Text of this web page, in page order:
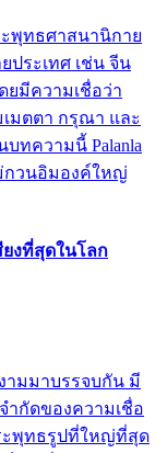
พุทธศาสนานิกาย
ประเทศ เช่น จีน
ยมีความเชื่อว่า
มตตา กรุณา และ
ทความนี้ Palanla
กวนอิมองค์ใหญ่
งที่สุดในโลก
ามมาบรรจบกัน มี
ำกัดของความเชื่อ
ะพุทธรูปที่ใหญ่ที่สุด